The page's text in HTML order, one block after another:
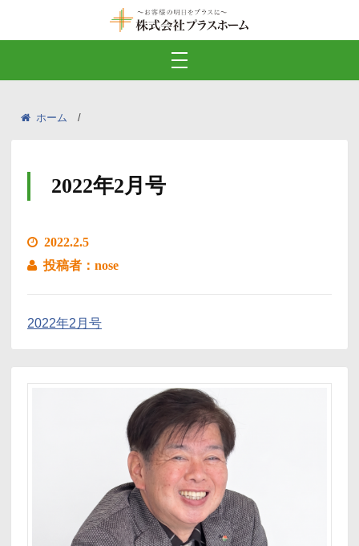
ホーム
2022年2月号
2022.2.5
投稿者：nose
2022年2月号